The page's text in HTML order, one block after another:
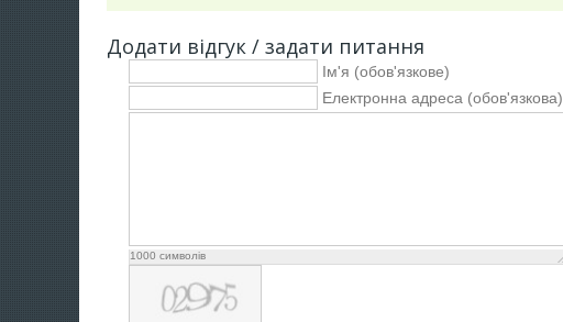
Додати відгук / задати питання
Ім'я (обов'язкове)
Електронна адреса (обов'язкова)
1000 символів